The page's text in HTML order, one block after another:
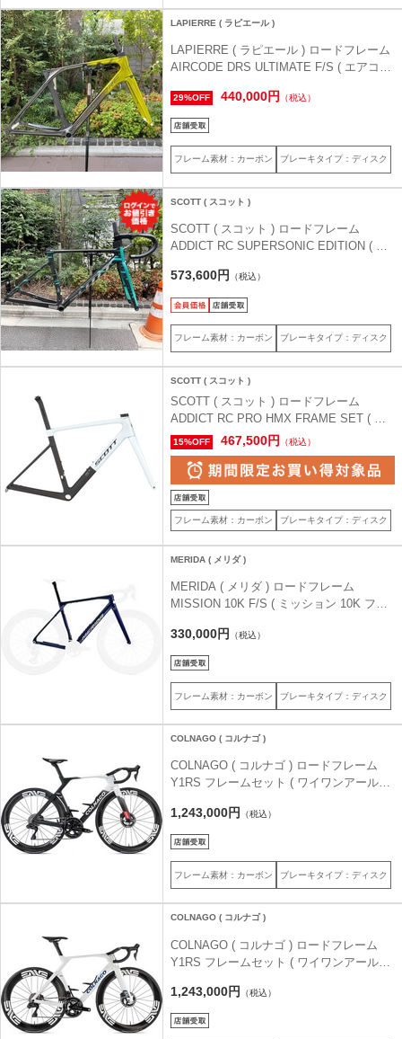
LAPIERRE ( ラピエール )
LAPIERRE ( ラピエール ) ロードフレーム
AIRCODE DRS ULTIMATE F/S ( エアコー
リーン 49M (身長目安175cm前後)
29%OFF 440,000円 （税込）
フレーム素材：カーボン ブレーキタイプ：ディスク
SCOTT ( スコット )
SCOTT ( スコット ) ロードフレーム
ADDICT RC SUPERSONIC EDITION ( ア
ン ) ハンドル＆ステム付 MY22 (S)400 (身
長目安170cm前後)
573,600円 （税込）
フレーム素材：カーボン ブレーキタイプ：ディスク
SCOTT ( スコット )
SCOTT ( スコット ) ロードフレーム
ADDICT RC PRO HMX FRAME SET ( ア
ディクト RC プロ HMX SL フレームセッ
ト ) ホワイト S (適応身長目安170cm)
15%OFF 467,500円 （税込）
フレーム素材：カーボン ブレーキタイプ：ディスク
MERIDA ( メリダ )
MERIDA ( メリダ ) ロードフレーム
MISSION 10K F/S ( ミッション 10K フレ
| FB30 53 ( 身長目安185cm前後 )
330,000円 （税込）
フレーム素材：カーボン ブレーキタイプ：ディスク
COLNAGO ( コルナゴ )
COLNAGO ( コルナゴ ) ロードフレーム
Y1RS フレームセット ( ワイワンアールエ
( 身長目安175cm前後 )
1,243,000円 （税込）
フレーム素材：カーボン ブレーキタイプ：ディスク
COLNAGO ( コルナゴ )
COLNAGO ( コルナゴ ) ロードフレーム
Y1RS フレームセット ( ワイワンアールエ
目安170cm前後 )
1,243,000円 （税込）